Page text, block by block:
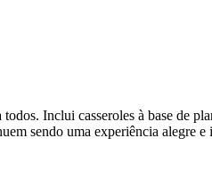
Inclui casseroles à base de
sendo uma experiência alegre